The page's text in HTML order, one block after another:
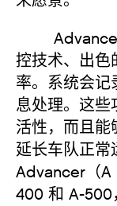
Advancer
控技术、出色
率。系统会记
息处理。这些
活性，而且能
延长车队正常
Advancer（A
400 和 A-500